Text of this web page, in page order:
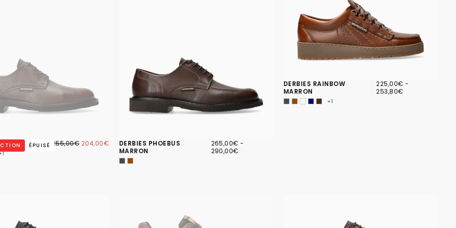
MARRON
ÉPUISÉ 204,00€
PRIX
255,00€ PRIX
204,00€
DERBIES PHOEBUS
MARRON
265,00€
PRIX
MINIMUM
265,00€ -
290,00€
DERBIES RAINBOW
MARRON
225,00€
PRIX
MINIMUM
225,00€ -
253,80€
+1